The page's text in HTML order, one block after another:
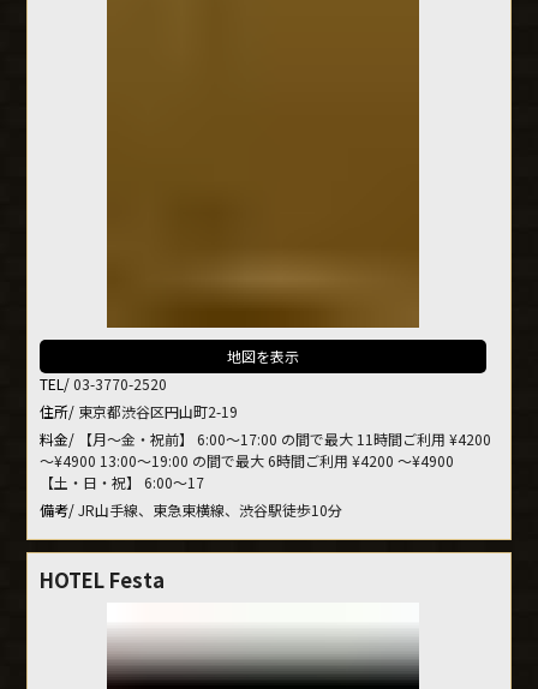
地図を表示
TEL/03-3770-2520
住所/ 東京都渋谷区円山町2-19
料金/ 【月～金・祝前】 6:00～17:00 の間で最大 11時間ご利用 ¥4200
～¥4900 13:00～19:00 の間で最大 6時間ご利用 ¥4200 ～¥4900
【土・日・祝】 6:00～17
備考/JR山手線、東急東横線、渋谷駅徒歩10分
HOTEL Festa